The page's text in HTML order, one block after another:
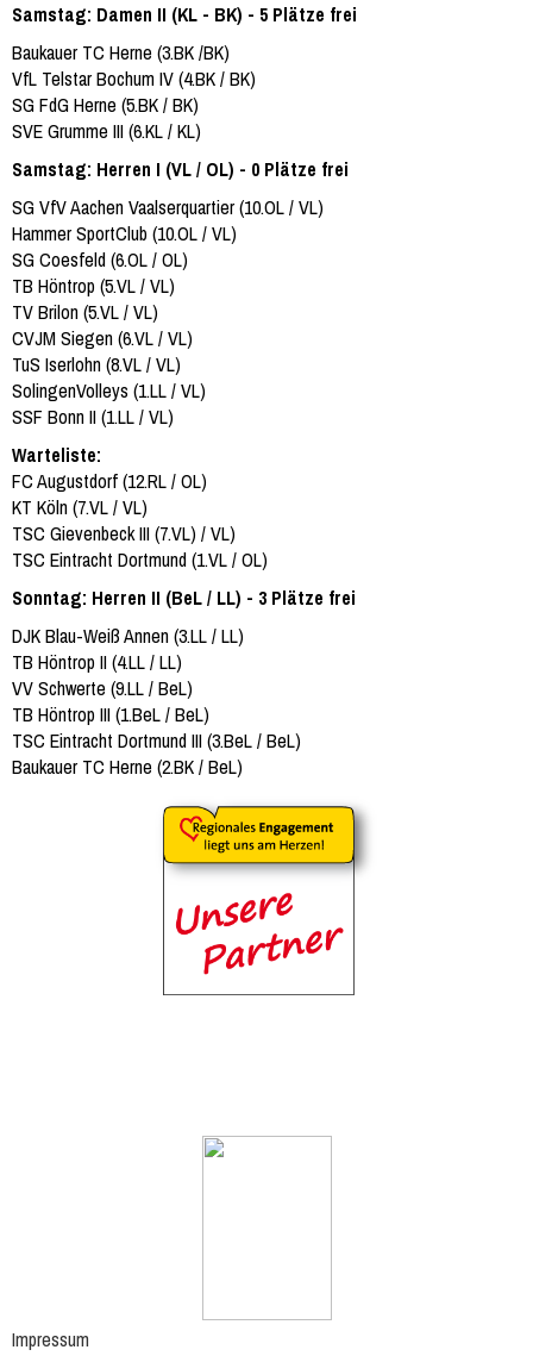
Samstag: Damen II (KL - BK) - 5 Plätze frei
Baukauer TC Herne (3.BK /BK)
VfL Telstar Bochum IV (4.BK / BK)
SG FdG Herne (5.BK / BK)
SVE Grumme III (6.KL / KL)
Samstag: Herren I (VL / OL) - 0 Plätze frei
SG VfV Aachen Vaalserquartier (10.OL / VL)
Hammer SportClub (10.OL / VL)
SG Coesfeld (6.OL / OL)
TB Höntrop (5.VL / VL)
TV Brilon (5.VL / VL)
CVJM Siegen (6.VL / VL)
TuS Iserlohn (8.VL / VL)
SolingenVolleys (1.LL / VL)
SSF Bonn II (1.LL / VL)
Warteliste:
FC Augustdorf (12.RL / OL)
KT Köln (7.VL / VL)
TSC Gievenbeck III (7.VL) / VL)
TSC Eintracht Dortmund (1.VL / OL)
Sonntag: Herren II (BeL / LL) - 3 Plätze frei
DJK Blau-Weiß Annen (3.LL / LL)
TB Höntrop II (4.LL / LL)
VV Schwerte (9.LL / BeL)
TB Höntrop III (1.BeL / BeL)
TSC Eintracht Dortmund III (3.BeL / BeL)
Baukauer TC Herne (2.BK / BeL)
Impressum